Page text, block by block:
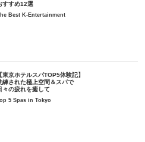
すすめ12選
Best K-Entertainment
【東京ホテルスパTOP5体験記】
練された極上空間＆スパで
々の疲れを癒して
5 Spas in Tokyo